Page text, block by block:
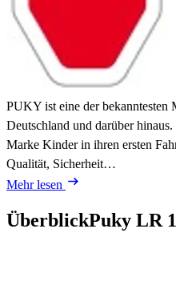
PUKY ist eine der bekanntesten
Deutschland und darüber
Marke Kinder in ihren ersten
Qualität, Sicherheit…
Mehr lesen
ÜberblickPuky LR